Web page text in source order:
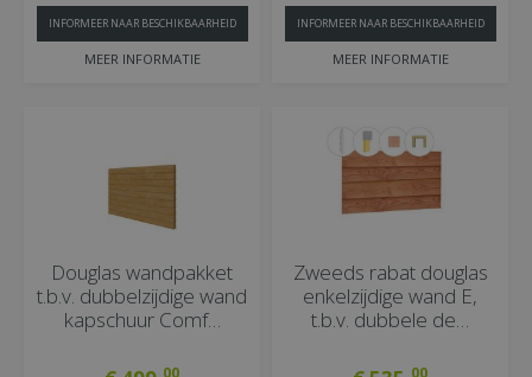
MEER INFORMATIE
INFORMEER NAAR BESCHIKBAARHEID
MEER INFORMATIE
INFORMEER NAAR BESCHIKBAARHEID
Douglas wandpakket
t.b.v. dubbelzijdige wand
kapschuur Comf…
Zweeds rabat douglas
enkelzijdige wand E,
t.b.v. dubbele de…